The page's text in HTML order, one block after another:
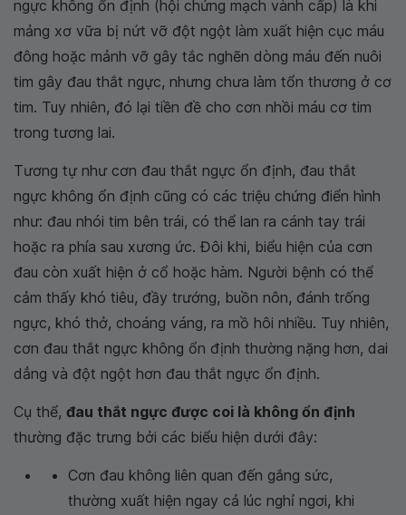
ngực không ổn định (hội chứng mạch vành cấp) là khi
mảng xơ vữa bị nứt vỡ đột ngột làm xuất hiện cục máu
đông hoặc mảnh vỡ gây tắc nghẽn dòng máu đến nuôi
tim gây đau thắt ngực, nhưng chưa làm tổn thương ở cơ
tim. Tuy nhiên, đó lại tiền đề cho cơn nhồi máu cơ tim
trong tương lai.
Tương tự như cơn đau thắt ngực ổn định, đau thắt
ngực không ổn định cũng có các triệu chứng điển hình
như: đau nhói tim bên trái, có thể lan ra cánh tay trái
hoặc ra phía sau xương ức. Đôi khi, biểu hiện của cơn
đau còn xuất hiện ở cổ hoặc hàm. Người bệnh có thể
cảm thấy khó tiêu, đầy trướng, buồn nôn, đánh trống
ngực, khó thở, choáng váng, ra mồ hôi nhiều. Tuy nhiên,
cơn đau thắt ngực không ổn định thường nặng hơn, dai
dẳng và đột ngột hơn đau thắt ngực ổn định.
Cụ thể, đau thắt ngực được coi là không ổn định
thường đặc trưng bởi các biểu hiện dưới đây:
Cơn đau không liên quan đến gắng sức,
thường xuất hiện ngay cả lúc nghỉ ngơi, khi